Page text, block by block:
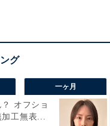
一ヶ月
オフショ
加工無表...